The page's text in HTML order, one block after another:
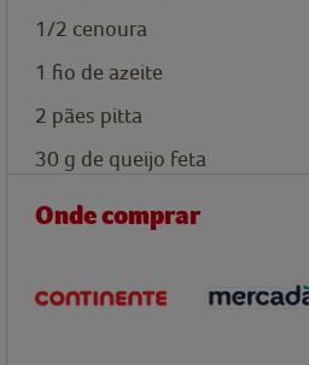
1/2 cenoura
1 fio de azeite
2 pães pitta
30 g de queijo feta
Onde comprar